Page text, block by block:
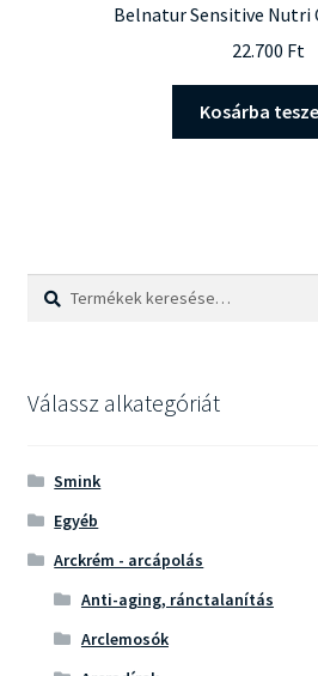
Belnatur Sensitive Nutri
22.700 Ft
Kosárba
Keresés
Keresés
Válassz alkategóriát
Smink
Egyéb
Arckrém - arcápolás
Anti-aging, ránctalanítás
Arclemosók